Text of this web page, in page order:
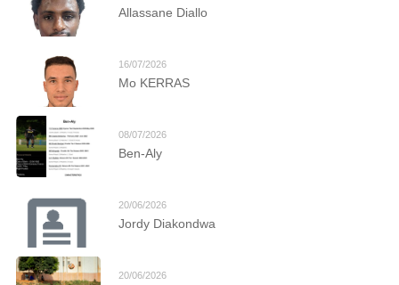
Allassane Diallo
16/07/2026
Mo KERRAS
08/07/2026
Ben-Aly
20/06/2026
Jordy Diakondwa
20/06/2026